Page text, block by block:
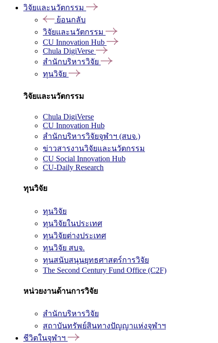
วิจัยและนวัตกรรม
ย้อนกลับ
วิจัยและนวัตกรรม
CU Innovation Hub
Chula DigiVerse
สำนักบริหารวิจัย
ทุนวิจัย
วิจัยและนวัตกรรม
Chula DigiVerse
CU Innovation Hub
สำนักบริหารวิจัยจุฬาฯ (สบจ.)
ข่าวสารงานวิจัยและนวัตกรรม
CU Social Innovation Hub
CU-Daily Research
ทุนวิจัย
ทุนวิจัย
ทุนวิจัยในประเทศ
ทุนวิจัยต่างประเทศ
ทุนวิจัย สบจ.
ทุนสนับสนุนยุทธศาสตร์การวิจัย
The Second Century Fund Office (C2F)
หน่วยงานด้านการวิจัย
สำนักบริหารวิจัย
สถาบันทรัพย์สินทางปัญญาแห่งจุฬาฯ
ชีวิตในจุฬาฯ